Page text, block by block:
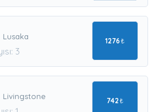
Lusaka
3
1276₺
Livingstone 742₺